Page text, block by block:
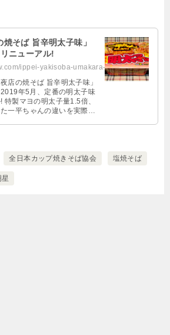
焼そば 旨辛明太子味」
ニューアル!
ippei-yakisoba-umakara-mentaiko/
店の焼そば 旨辛明太子味」
年5月、定番の明太子味
特製マヨの明太子量1.5倍、
一平ちゃんの違いを実際に
全日本カップ焼きそば協会 塩焼そば
星